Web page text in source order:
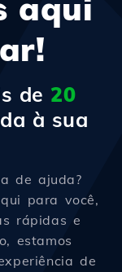
aqui
de 20
à sua
de ajuda?
para você,
rápidas e
estamos
de